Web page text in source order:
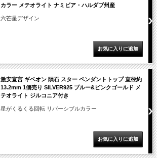
カラー メテオライト ナミビア・ハルダブ州産
六芒星デザイン
激安宣言 ギベオン 隕石 スター ペンダントトップ 直径約
13.2mm 1個売り SILVER925 ブルー&ピンクゴールド メ
テオライト ジルコニア付き
星がくるくる回転 リバーシブルカラー